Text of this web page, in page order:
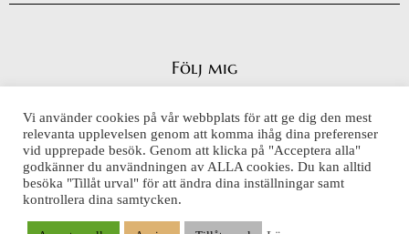
Följ mig
Integritetspolicy
Cookiepolicy
Vi använder cookies på vår webbplats för att ge dig den mest
relevanta upplevelsen genom att komma ihåg dina preferenser
vid upprepade besök. Genom att klicka på "Acceptera alla"
godkänner du användningen av ALLA cookies. Du kan alltid
besöka "Tillåt urval" för att ändra dina inställningar samt
kontrollera dina samtycken.